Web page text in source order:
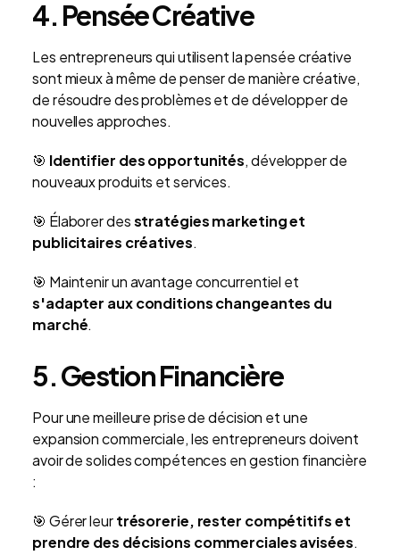
4. Pensée Créative
Les entrepreneurs qui utilisent la pensée créative
sont mieux à même de penser de manière créative,
de résoudre des problèmes et de développer de
nouvelles approches.
🎯 Identifier des opportunités, développer de
nouveaux produits et services.
🎯 Élaborer desstratégies marketing et
publicitaires créatives.
🎯 Maintenir un avantage concurrentiel et
s'adapter aux conditions changeantes du
marché.
5. Gestion Financière
Pour une meilleure prise de décision et une
expansion commerciale, les entrepreneurs doivent
avoir de solides compétences en gestion financière
:
🎯 Gérer leurtrésorerie, rester compétitifs et
prendre des décisions commerciales avisées.